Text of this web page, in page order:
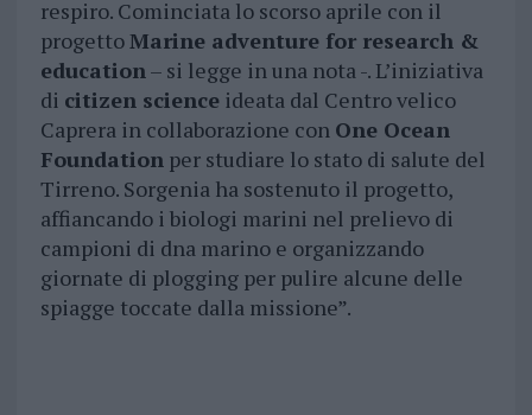
respiro. Cominciata lo scorso aprile con il
progettoMarine adventure for research &
education– si legge in una nota -. L’iniziativa
di citizen scienceideata dal Centro velico
Caprera in collaborazione con One Ocean
Foundationper studiare lo stato di salute del
Tirreno. Sorgenia ha sostenuto il progetto,
affiancando i biologi marini nel prelievo di
campioni di dna marino e organizzando
giornate di plogging per pulire alcune delle
spiagge toccate dalla missione”.